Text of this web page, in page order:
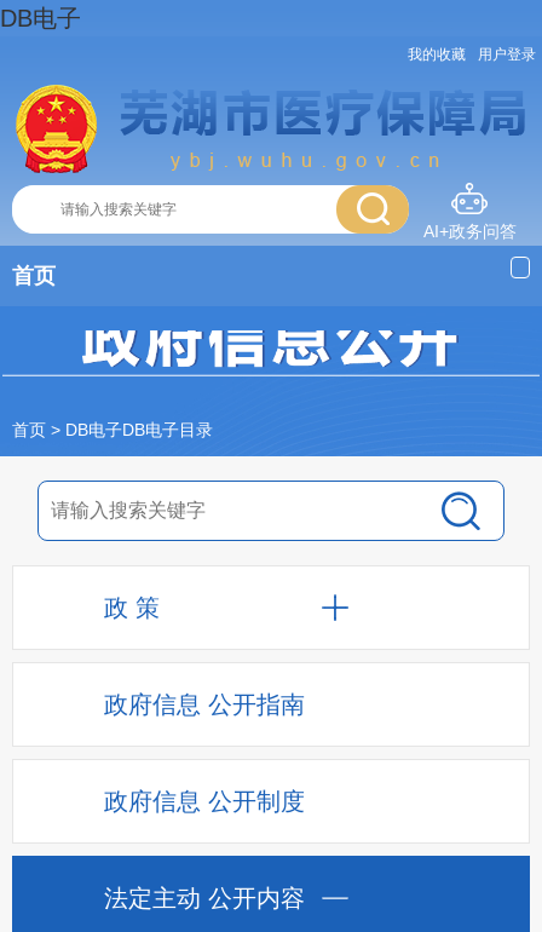
DB电子
我的收藏 用户登录
AI+政务问答
首页
首页 > DB电子DB电子目录
政 策
政府信息 公开指南
政府信息 公开制度
法定主动 公开内容